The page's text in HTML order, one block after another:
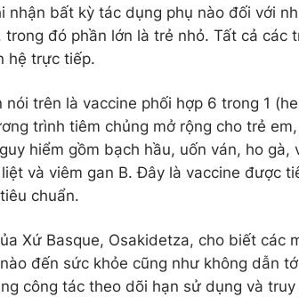
nhận bất kỳ tác dụng phụ nào đối với
trong đó phần lớn là trẻ nhỏ. Tất cả các
hệ trực tiếp.
nói trên là vaccine phối hợp 6 trong 1
trình tiêm chủng mở rộng cho trẻ
hiểm gồm bạch hầu, uốn ván, ho gà,
và viêm gan B. Đây là vaccine được
chuẩn.
Xứ Basque, Osakidetza, cho biết các
đến sức khỏe cũng như không dẫn
công tác theo dõi hạn sử dụng và